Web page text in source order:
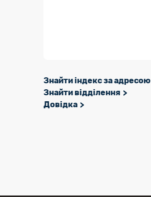
Знайти індекс за адресою
Знайти відділення
Довідка